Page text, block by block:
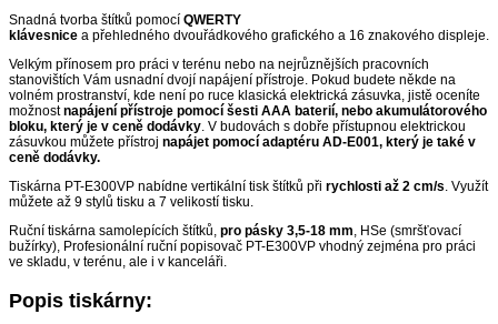
Snadná tvorba štítků pomocí QWERTY
klávesnice a přehledného dvouřádkového grafického a 16 znakového displeje.
Velkým přínosem pro práci v terénu nebo na nejrůznějších pracovních
stanovištích Vám usnadní dvojí napájení přístroje. Pokud budete někde na
volném prostranství, kde není po ruce klasická elektrická zásuvka, jistě oceníte
možnostnapájení přístroje pomocí šesti AAA baterií, nebo akumulátorového
bloku, který je v ceně dodávky . V budovách s dobře přístupnou elektrickou
zásuvkou můžete přístroj napájet pomocí adaptéru AD-E001, který je také v
ceně dodávky.
Tiskárna PT-E300VP nabídne vertikální tisk štítků při rychlosti až 2 cm/s . Využít
můžete až 9 stylů tisku a 7 velikostí tisku.
Ruční tiskárna samolepících štítků, pro pásky 3,5-18 mm , HSe (smršťovací
bužírky), Profesionální ruční popisovač PT-E300VP vhodný zejména pro práci
ve skladu, v terénu, ale i v kanceláři.
Popis tiskárny: